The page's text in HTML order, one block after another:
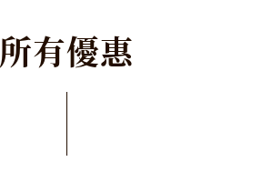
所有優惠